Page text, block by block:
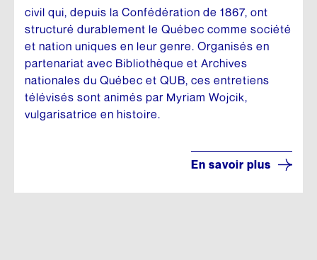
civil qui, depuis la Confédération de 1867, ont
structuré durablement le Québec comme société
et nation uniques en leur genre. Organisés en
partenariat avec Bibliothèque et Archives
nationales du Québec et QUB, ces entretiens
télévisés sont animés par Myriam Wojcik,
vulgarisatrice en histoire.
En savoir plus